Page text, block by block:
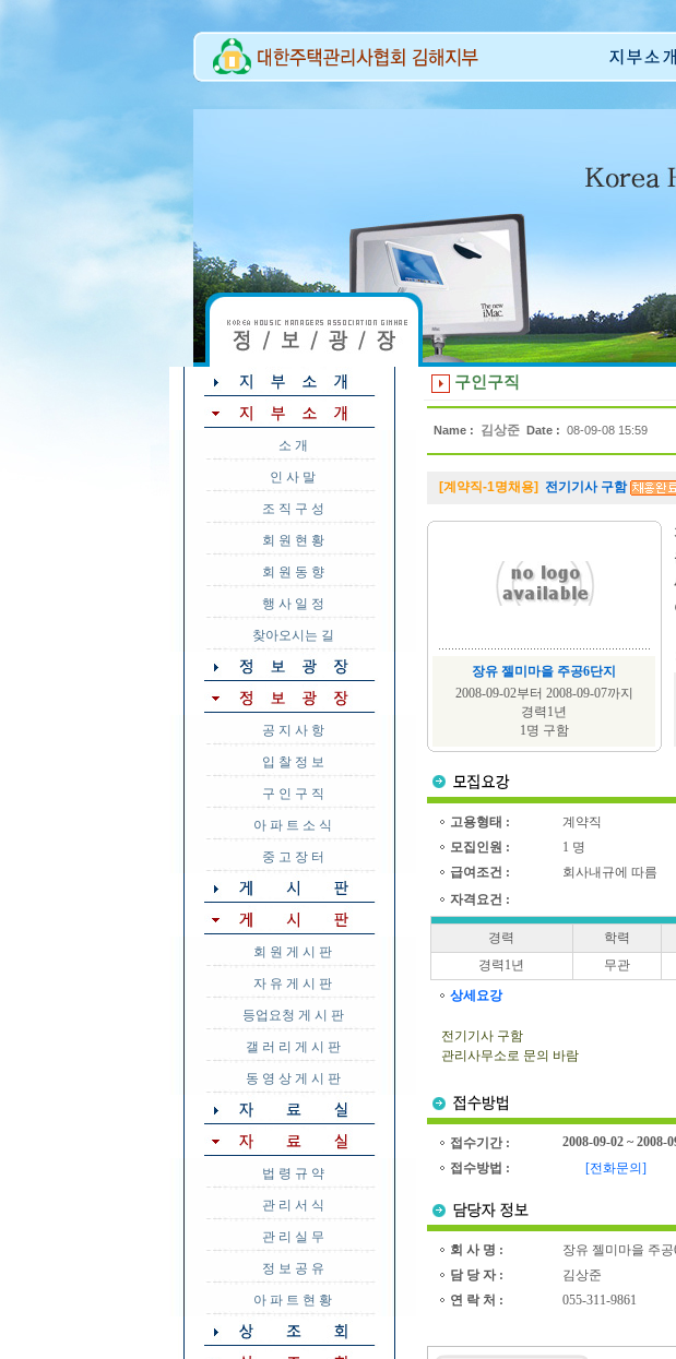
소 개
인 사 말
조 직 구 성
회 원 현 황
회 원 동 향
행 사 일 정
찾아오시는 길
공 지 사 항
입 찰 정 보
구 인 구 직
아 파 트 소 식
중 고 장 터
회 원 게 시 판
자 유 게 시 판
등업요청 게 시 판
갤 러 리 게 시 판
동 영 상 게 시 판
법 령 규 약
관 리 서 식
관 리 실 무
정 보 공 유
아 파 트 현 황
구인구직
Name : 김상준 Date : 08-09-08 15:59
[계약직-1명채용] 전기기사 구함
장유 젤미마을 주공6단지
2008-09-02부터 2008-09-07까지
경력1년
1명 구함
고용형태 :
계약직
모집인원 :
1 명
급여조건 :
회사내규에 따름
자격요건 :
경력 학력
경력1년
무관
상세요강
전기기사 구함
관리사무소로 문의 바람
접수기간 :
2008-09-02 ~ 2008-
접수방법 :
[전화문의]
회 사 명 : 장유 젤미마을 주공
담 당 자 :
김상준
연 락 처 :
055-311-9861